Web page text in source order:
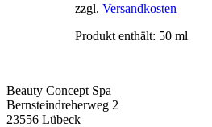
zzgl. Versandkosten
Produkt enthält: 50 ml
Beauty Concept Spa
Bernsteindreherweg 2
23556 Lübeck